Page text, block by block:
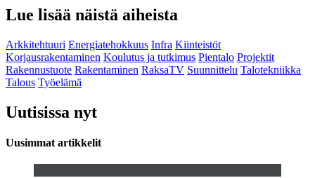
Lue lisää näistä aiheista
Arkkitehtuuri Energiatehokkuus Infra Kiinteistöt
Korjausrakentaminen Koulutus ja tutkimus Pientalo Projektit
Rakennustuote Rakentaminen RaksaTV Suunnittelu Talotekniikka
Talous Työelämä
Uutisissa nyt
Uusimmat artikkelit